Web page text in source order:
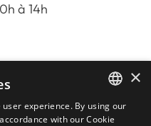
à 14h
ENGLISH
×
experience. By using our
with our Cookie